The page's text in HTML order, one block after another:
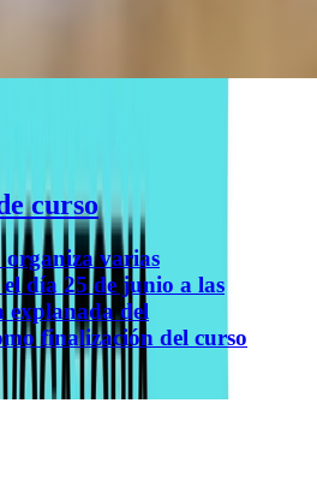
curso
varias
día 25 de junio a las
explanada del
finalización del curso